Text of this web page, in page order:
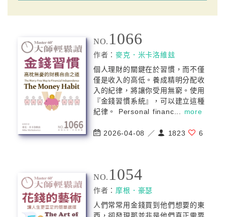
NO. 1066
作者：麥克．米卡洛維玆
個人理財的關鍵在於習慣，而不僅
僅是收入的高低。養成精明分配收
入的紀律，將讓你受用無窮。使用
『金錢習慣系統』，可以建立這種
紀律。 Personal financ... more
2026-04-08 ／ 1823 6
NO. 1054
作者： 摩根．豪瑟
人們常常用金錢買到他們想要的東